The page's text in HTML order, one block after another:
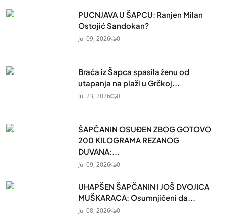
PUCNJAVA U ŠAPCU: Ranjen Milan
Ostojić Sandokan?
Jul 09, 2026 0
Braća iz Šapca spasila ženu od
utapanja na plaži u Grčkoj...
Jul 23, 2026 0
ŠAPČANIN OSUĐEN ZBOG GOTOVO
200 KILOGRAMA REZANOG
DUVANA:...
Jul 09, 2026 0
UHAPŠEN ŠAPČANIN I JOŠ DVOJICA
MUŠKARACA: Osumnjičeni da...
Jul 08, 2026 0